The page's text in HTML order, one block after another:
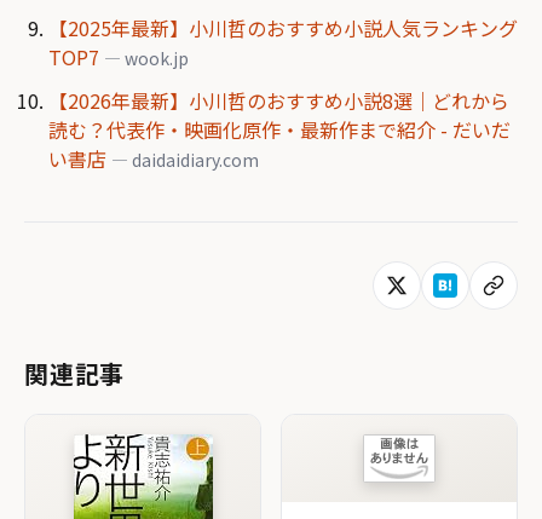
【2025年最新】小川哲のおすすめ小説人気ランキング
TOP7 — wook.jp
【2026年最新】小川哲のおすすめ小説8選｜どれから
読む？代表作・映画化原作・最新作まで紹介 - だいだ
い書店 — daidaidiary.com
関連記事